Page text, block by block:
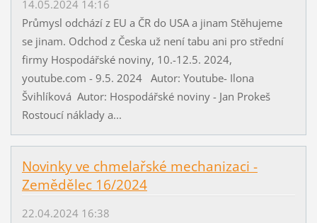
14.05.2024 14:16
Průmysl odchází z EU a ČR do USA a jinam Stěhujeme
se jinam. Odchod z Česka už není tabu ani pro střední
firmy Hospodářské noviny, 10.-12.5. 2024,
youtube.com - 9.5. 2024 Autor: Youtube- Ilona
Švihlíková Autor: Hospodářské noviny - Jan Prokeš
Rostoucí náklady a...
Novinky ve chmelařské mechanizaci -
Zemědělec 16/2024
22.04.2024 16:38